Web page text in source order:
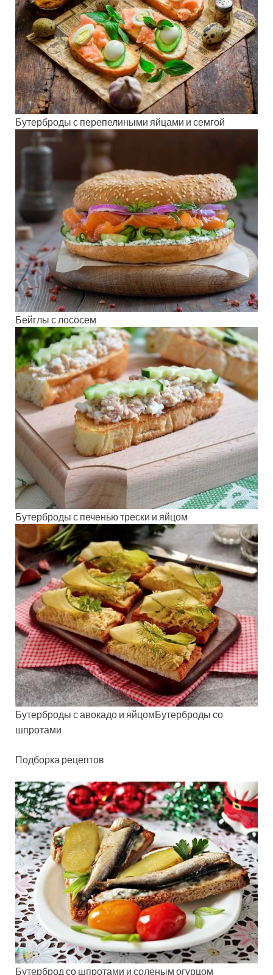
Бутерброды с перепелиными яйцами и семгой
Бейглы с лососем
Бутерброды с печенью трески и яйцом
Бутерброды с авокадо и яйцомБутерброды со
шпротами
Подборка рецептов
Бутерброд со шпротами и соленым огурцом